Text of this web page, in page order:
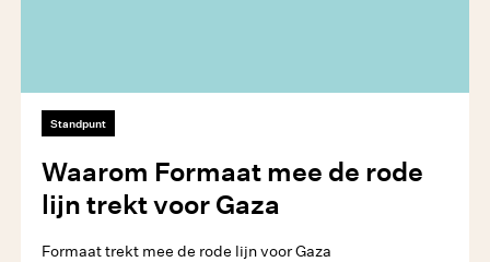
Standpunt
Waarom Formaat mee de rode
lijn trekt voor Gaza
Formaat trekt mee de rode lijn voor Gaza